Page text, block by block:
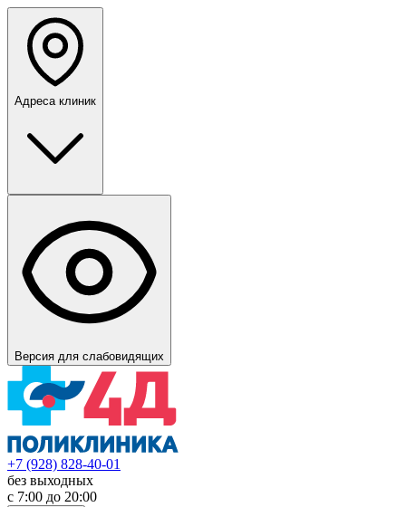
Адреса клиник
Версия для слабовидящих
+7 (928) 828-40-01
без выходных
с 7:00 до 20:00